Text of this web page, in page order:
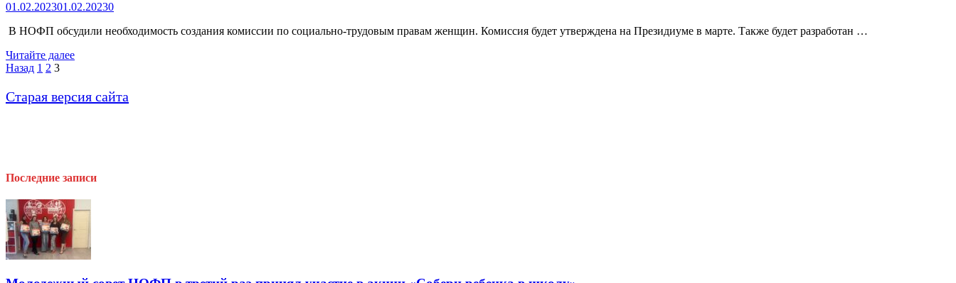
01.02.202301.02.20230
В НОФП обсудили необходимость создания комиссии по социально-трудовым правам женщин. Комиссия будет утверждена на Президиуме в марте. Также будет разработан …
Создана
комиссия
социально-
трудовым
Читайте далее
Пагинация
записей
Назад 1 2 3
Старая версия сайта
Последние записи